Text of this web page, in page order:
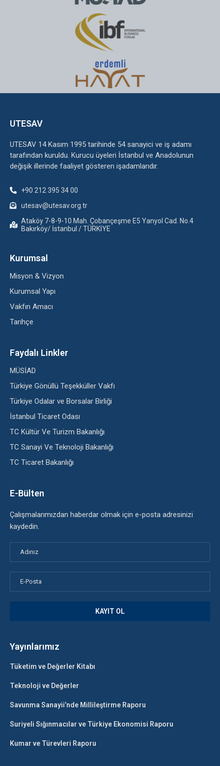
UTESAV
UTESAV 14 Kasım 1995 tarihinde 54 sanayici ve iş adamı
tarafından kuruldu. Kurucu üyeleri İstanbul ve Anadolunun
değişik illerinde faaliyet gösteren işadamlarıdır.
+90 212 395 34 00
utesav@utesav.org.tr
Ataköy 7-8-9-10 Mah. Çobançeşme E5 Yanyol Cad. No.4
Bakırköy/ İstanbul / TÜRKİYE
Kurumsal
Misyon & Vizyon
Kurumsal Yapı
Vakfın Amacı
Tarihçe
Faydalı Linkler
MÜSİAD
Türkiye Gönüllü Teşekküller Vakfı
Türkiye Odalar ve Borsalar Birliği
İstanbul Ticaret Odası
TC Kültür Ve Turizm Bakanlığı
TC Sanayi Ve Teknoloji Bakanlığı
TC Ticaret Bakanlığı
E-Bülten
Çalışmalarımızdan haberdar olmak için e-posta adresinizi
kaydedin.
Yayınlarımız
Tüketim ve Değerler Kitabı
Teknoloji ve Değerler
Savunma Sanayii’nde Millileştirme Raporu
Suriyeli Sığınmacılar ve Türkiye Ekonomisi Raporu
Kumar ve Türevleri Raporu